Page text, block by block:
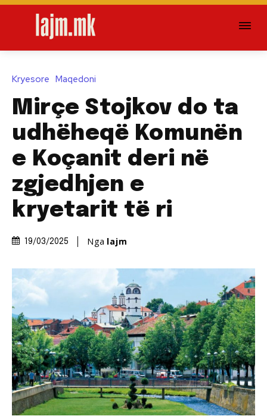
Kryesore Maqedoni
Mirçe Stojkov do ta
udhëheqë Komunën
e Koçanit deri në
zgjedhjen e
kryetarit të ri
19/03/2025 Nga lajm